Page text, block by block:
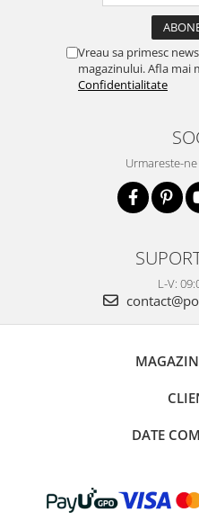
Vreau sa primesc
magazinului. Afla mai
Confidentialitate
Urmareste-
L-V:
DATE